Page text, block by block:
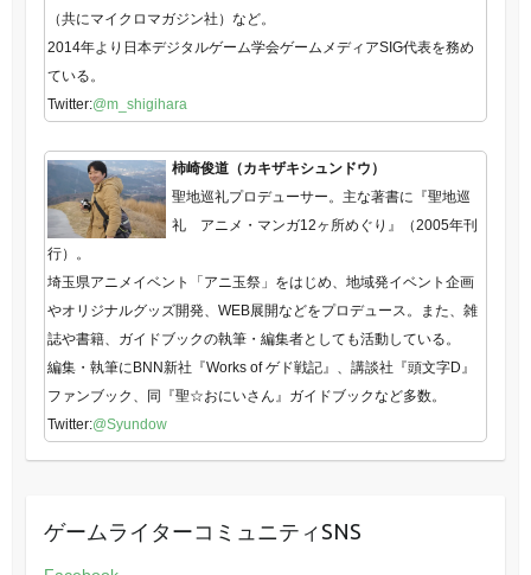
（共にマイクロマガジン社）など。
2014年より日本デジタルゲーム学会ゲームメディアSIG代表を務め
ている。
Twitter:@m_shigihara
柿崎俊道（カキザキシュンドウ）
聖地巡礼プロデューサー。主な著書に『聖地巡
礼 アニメ・マンガ12ヶ所めぐり』（2005年刊
行）。
埼玉県アニメイベント「アニ玉祭」をはじめ、地域発イベント企画
やオリジナルグッズ開発、WEB展開などをプロデュース。また、雑
誌や書籍、ガイドブックの執筆・編集者としても活動している。
編集・執筆にBNN新社『Works of ゲド戦記』、講談社『頭文字D』
ファンブック、同『聖☆おにいさん』ガイドブックなど多数。
Twitter:@Syundow
ゲームライターコミュニティSNS